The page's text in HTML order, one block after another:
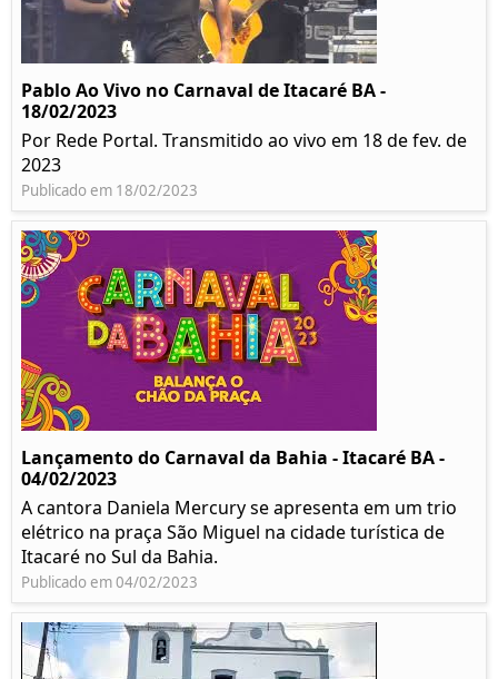
Pablo Ao Vivo no Carnaval de Itacaré BA -
18/02/2023
Por Rede Portal. Transmitido ao vivo em 18 de fev. de
2023
Publicado em 18/02/2023
Lançamento do Carnaval da Bahia - Itacaré BA -
04/02/2023
A cantora Daniela Mercury se apresenta em um trio
elétrico na praça São Miguel na cidade turística de
Itacaré no Sul da Bahia.
Publicado em 04/02/2023